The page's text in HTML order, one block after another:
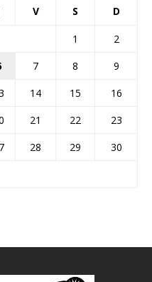
V S D
1
2
7 8
9
14 15
16
21 22
23
28 29
30